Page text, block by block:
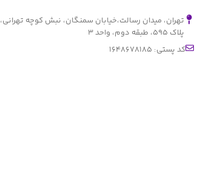
تهران، میدان رسالت،خیابان سمنگان، نبش کوچه تهرانی،
پلاک ۵۹۵، طبقه دوم، واحد ۳
کد پستی: 1648678185